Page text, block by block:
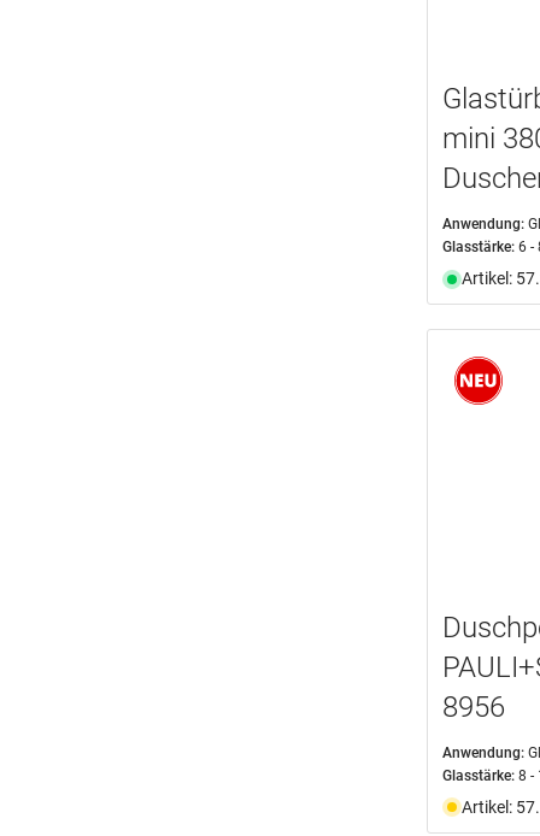
mini
Anwendung:
Glasstärke: 6 -
Artikel:
8956
Anwendung:
Glasstärke: 8 -
Artikel: